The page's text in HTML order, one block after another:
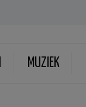
MUZIEK